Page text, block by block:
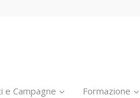
e Campagne Formazione